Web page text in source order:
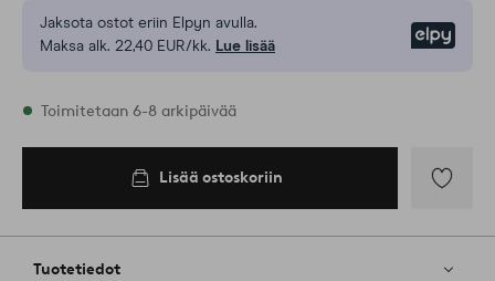
Jaksota ostot eriin Elpyn avulla.
Maksa alk. 22,40 EUR/kk. Lue lisää
Varastossa
Toimitetaan 6-8 arkipäivää
Lisää ostoskoriin
Tuotetiedot